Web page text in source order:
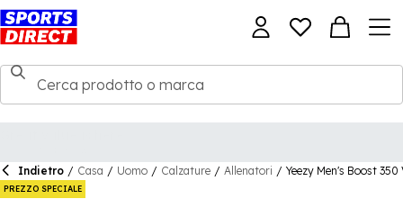
Indietro / Casa / Uomo / Calzature / Allenatori / Yeezy Men's Boost
PREZZO SPECIALE